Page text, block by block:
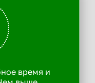
время и